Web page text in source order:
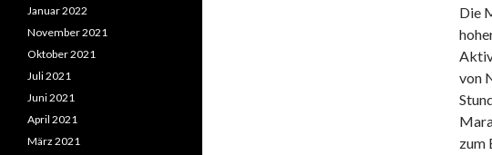
Die
von
zum
Januar 2022
November 2021
Oktober 2021
Juli 2021
Juni 2021
April 2021
März 2021